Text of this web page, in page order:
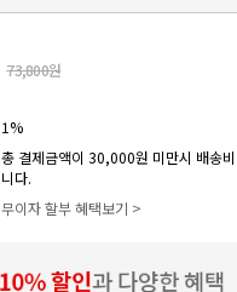
73,800원
1%
총 결제금액이 30,000원 미만시 배송
니다.
무이자 할부 혜택보기 >